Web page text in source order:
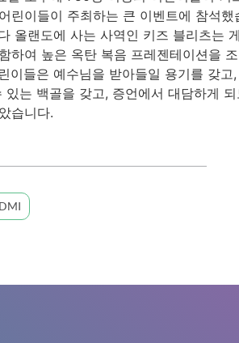
린이들이 주최하는 큰 이벤트에 참석했
올랜도에 사는 사역인 키즈 블리츠는
하여 높은 옥탄 복음 프레젠테이션을
이들은 예수님을 받아들일 용기를 갖고
있는 백골을 갖고, 증언에서 대담하게
습니다.